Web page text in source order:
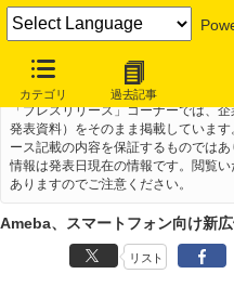
カテゴリ 過去記事
「プレスリリース」コーナーでは、
発表資料）をそのまま掲載していま
ース記載の内容を保証するものでは
情報は発表日現在の情報です。閲覧
ありますのでご注意ください。
Ameba、スマートフォン向け新
リスト